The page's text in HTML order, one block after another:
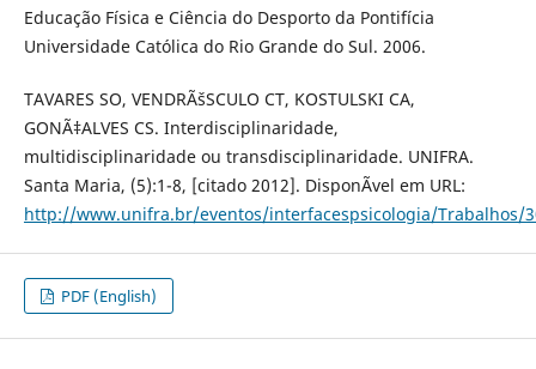
Educação Física e Ciência do Desporto da Pontifícia
Universidade Católica do Rio Grande do Sul. 2006.
TAVARES SO, VENDRÃšSCULO CT, KOSTULSKI CA,
GONÃ‡ALVES CS. Interdisciplinaridade,
multidisciplinaridade ou transdisciplinaridade. UNIFRA.
Santa Maria, (5):1-8, [citado 2012]. DisponÃ­vel em URL:
http://www.unifra.br/eventos/interfacespsicologia/Trabalhos/
PDF (English)